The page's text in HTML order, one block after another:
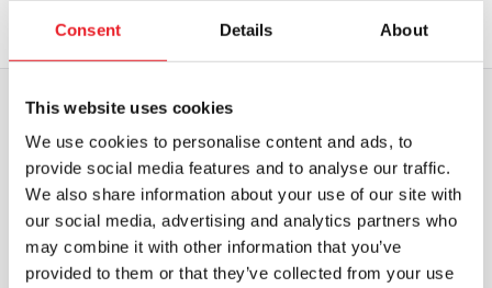
Consent Details About
This website uses cookies
We use cookies to personalise content and ads, to
provide social media features and to analyse our traffic.
We also share information about your use of our site with
our social media, advertising and analytics partners who
may combine it with other information that you’ve
provided to them or that they’ve collected from your use
EXPÉDITION DANS LE MONDE ENTIER
LA PLUS GRANDE GAMME DU
ROYAUME-UNI
ÉCHANGE OU RETOUR DEMANDES SUR MESURE